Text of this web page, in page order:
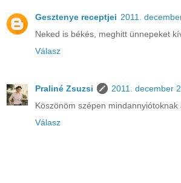
Gesztenye receptjei 2011.
Neked is békés, meghitt ünnepeket
Válasz
Praliné Zsuzsi
2011. december
Köszönöm szépen
Válasz